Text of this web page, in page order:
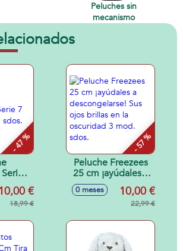
Peluches sin
mecanismo
- 47 %
7
sdos.
10,00 €
18,99 €
- 57 %
Peluche Freezees
25 cm ¡ayúdales a
descongelarse! Sus
ojos brillas en la
oscuridad 3 mod.
0 meses 10,00 €
22,99 €